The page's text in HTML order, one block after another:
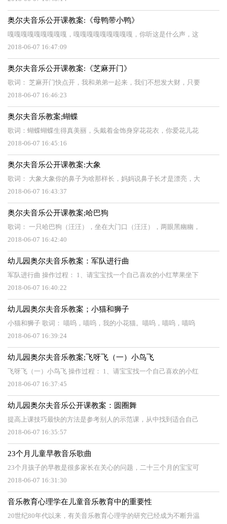
奥尔夫音乐公开课教案:《母鸭带小鸭》
嘎嘎嘎嘎嘎嘎嘎嘎嘎，嘎嘎嘎嘎嘎嘎嘎嘎嘎，你听这是什么声，这
2018-06-07 16:47:09
奥尔夫音乐公开课教案:《芝麻开门》
歌词： 芝麻开门快点开，我和弟弟一起来，我们不想发大财，只要
2018-06-07 16:46:23
奥尔夫音乐教案;蝴蝶
歌词：蝴蝶蝴蝶生得真美丽，头戴着金饰身穿花花衣，你爱花儿花
2018-06-07 16:45:16
奥尔夫音乐公开课教案:大象
歌词： 大象大象你的鼻子为啥那样长，妈妈说鼻子长才是漂亮，大
2018-06-07 16:43:37
奥尔夫音乐公开课教案;哈巴狗
歌词： 一只哈巴狗（汪汪），坐在大门口（汪汪），两眼黑幽幽，
2018-06-07 16:42:40
幼儿园奥尔夫音乐教案：军队进行曲
军队进行曲 操作过程： 1、请宝宝找一个自己喜欢的小红苹果坐下
2018-06-07 16:40:22
幼儿园奥尔夫音乐教案；小猫和狮子
小猫和狮子 歌词： 喵呜，喵呜，我的小花猫。喵呜，喵呜，喵呜
2018-06-07 16:39:24
幼儿园奥尔夫音乐教案;飞呀飞（一）小鸟飞
飞呀飞（一）小鸟飞 操作过程： 1、请宝宝找一个自己喜欢的小红
2018-06-07 16:37:45
幼儿园奥尔夫音乐公开课教案：圆圈舞
提高上课技巧最快的方法是参考别人的示范课，从中找到适合自己
2018-06-07 16:35:57
23个月儿童早教音乐歌曲
23个月孩子的早教是很多家长在关心的问题，二十三个月的宝宝可
2018-06-07 16:31:30
音乐教育心理学在儿童音乐教育中的重要性
20世纪80年代以来，有关音乐教育心理学的研究已经成为不断升温